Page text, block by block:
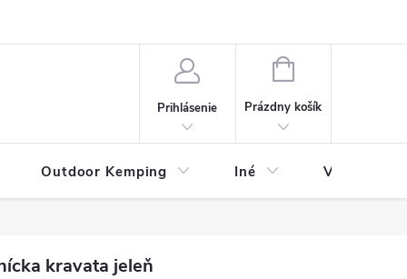
Prihlásenie
NÁKUPNÝ
Prázdny košík
Outdoor Kemping Iné Veľkostná
kravata jeleň